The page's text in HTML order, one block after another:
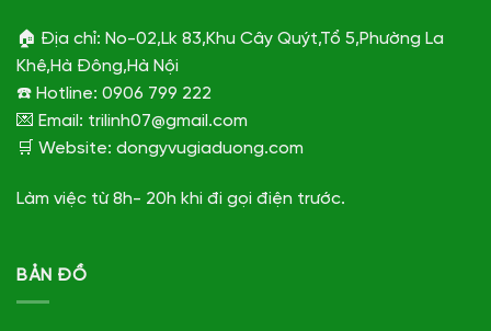
🏠 Địa chỉ: No-02,Lk 83,Khu Cây Quýt,Tổ 5,Phường La
Khê,Hà Đông,Hà Nội
☎️ Hotline: 0906 799 222
💌 Email: trilinh07@gmail.com
🛒 Website: dongyvugiaduong.com
Làm việc từ 8h- 20h khi đi gọi điện trước.
BẢN ĐỒ